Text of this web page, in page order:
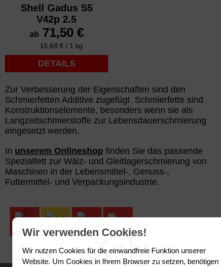
Wir verwenden Cookies!
Wir nutzen Cookies für die einwandfreie Funktion unserer
Website. Um Cookies in Ihrem Browser zu setzen, benötigen
Shell Gadus S5
V42p 2.5
ab 71,50 €
15,68 € / 1 kg
DETAILS
Zur Verbesserung der Eigenschaften sind den
Schmierfetten Additive zugefügt. Schmierfette sind
Konstruktionselemente, besonders wenn sie als
Langzeitschmierstoffe zur Lebensdauerschmierung
eingesetzt werden.
In unserem Onlineshop finden Sie das passende
Spezialfett zur Wälz- und Gleitlagerschmierung von
Maschinen in der Lebensmittel-, Genuss-,
Futtermittel- und Verpackungsindustrie.